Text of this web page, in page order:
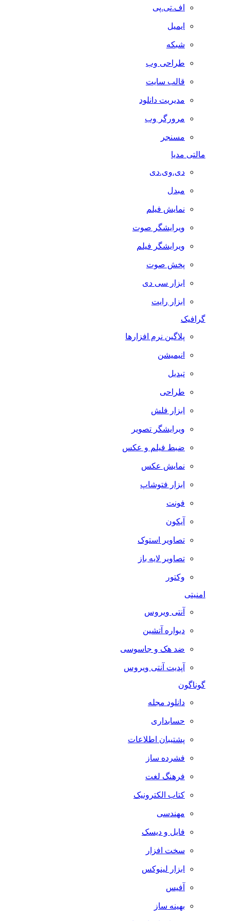
اف.تی.پی
ایمیل
شبکه
طراحی وب
قالب سایت
مدیریت دانلود
مرورگر وب
مسنجر
مالتی مدیا
دی.وی.دی
مبدل
نمایش فیلم
ویرایشگر صوت
ویرایشگر فیلم
پخش صوت
ابزار سی دی
ابزار رایت
گرافیک
پلاگین نرم افزارها
انیمیشن
تبدیل
طراحی
ابزار فلش
ویرایشگر تصویر
ضبط فيلم و عكس
نمایش عکس
ابزار فتوشاپ
فونت
آیکون
تصاویر استوک
تصاویر لایه باز
وکتور
آنتی ویروس
دیواره آتشین
ضد هک و جاسوسی
آپدیت آنتی ویروس
گوناگون
دانلود مجله
حسابداری
پشتیبان اطلاعات
فشرده ساز
فرهنگ لغت
کتاب الکترونیک
مهندسی
فایل و دیسک
سخت افزار
ابزار لینوکس
آفیس
بهینه ساز